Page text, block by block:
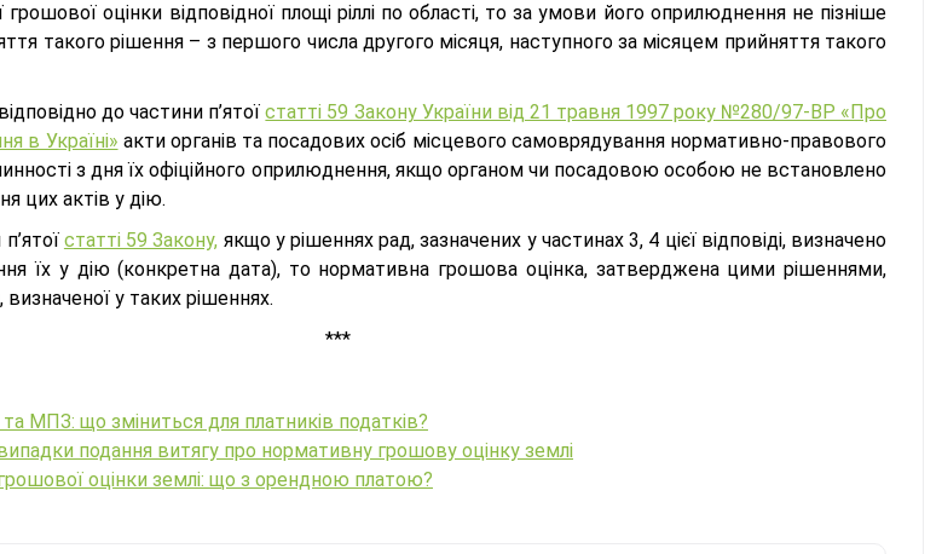
оцінки відповідної площі ріллі по області, то за умови його оприлюднення не пізніше
такого рішення – з першого числа другого місяця, наступного за місяцем прийняття такого
до частини п’ятоїстатті 59 Закону України від 21 травня 1997 року №280/97-ВР «Про
в Україні» акти органів та посадових осіб місцевого самоврядування нормативно-правового
з дня їх офіційного оприлюднення, якщо органом чи посадовою особою не встановлено
цих актів у дію.
статті 59 Закону, якщо у рішеннях рад, зазначених у частинах 3, 4 цієї відповіді, визначено
їх у дію (конкретна дата), то нормативна грошова оцінка, затверджена цими рішеннями,
у таких рішеннях.
***
МПЗ: що зміниться для платників податків?
подання витягу про нормативну грошову оцінку землі
оцінки землі: що з орендною платою?